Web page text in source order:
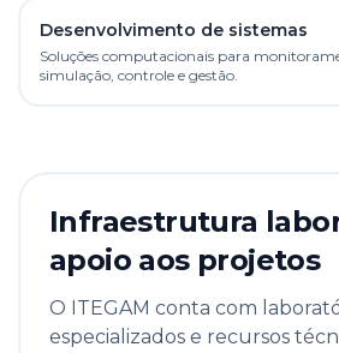
Desenvolvimento de sistemas
Soluções computacionais para
simulação, controle e gestão.
Infraestrutura
apoio aos projetos
O ITEGAM conta com
especializados e recursos